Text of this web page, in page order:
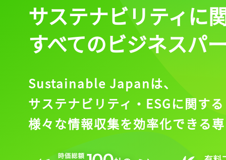
サステナビリティに
すべてのビジネスパ
Sustainable Japanは、
サステナビリティ・ESGに関する
様々な情報収集を効率化できる